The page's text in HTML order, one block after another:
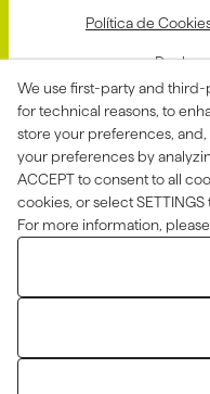
Política de
Aquesta actuació està
Departament
Social Europeu com a
Europea a la pandèmia
© 08/2026
We use first-party and
for technical reasons, to
store your preferences,
your preferences by
ACCEPT to consent to all
cookies, or select
For more information,